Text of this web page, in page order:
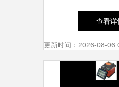
006A MRSL 详
指南
查看详
更新时间：2026-08-06